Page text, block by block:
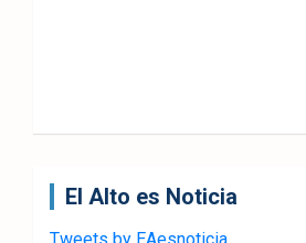
El Alto es Noticia